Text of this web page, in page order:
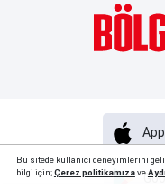
Bu sitede kullanıcı deneyimlerini
bilgi için;Çerez politikamızave